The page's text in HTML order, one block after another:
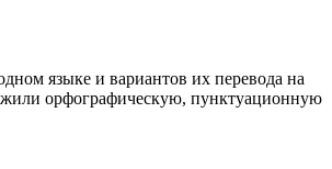
языке и вариантов их перевода на
орфографическую, пунктуационную